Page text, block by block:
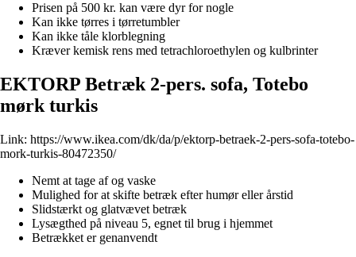
Prisen på 500 kr. kan være dyr for nogle
Kan ikke tørres i tørretumbler
Kan ikke tåle klorblegning
Kræver kemisk rens med tetrachloroethylen og kulbrinter
EKTORP Betræk 2-pers. sofa, Totebo
mørk turkis
Link: https://www.ikea.com/dk/da/p/ektorp-betraek-2-pers-sofa-totebo-
mork-turkis-80472350/
Nemt at tage af og vaske
Mulighed for at skifte betræk efter humør eller årstid
Slidstærkt og glatvævet betræk
Lysægthed på niveau 5, egnet til brug i hjemmet
Betrækket er genanvendt